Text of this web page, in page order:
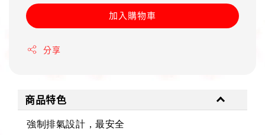
加入購物車
分享
商品特色
強制排氣設計，最安全